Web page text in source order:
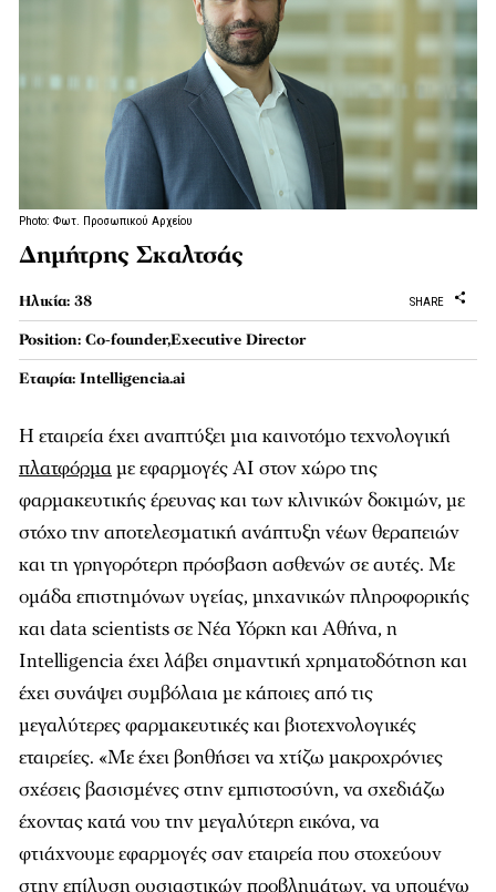
Photo: Φωτ. Προσωπικού Αρχείου
Δημήτρης Σκαλτσάς
SHARE
Ηλικία: 38
Position: Co-founder,Executive Director
Εταιρία: Intelligencia.ai
Η εταιρεία έχει αναπτύξει μια καινοτόμο τεχνολογική
πλατφόρμαμε εφαρμογές ΑΙ στον χώρο της
φαρμακευτικής έρευνας και των κλινικών δοκιμών, με
στόχο την αποτελεσματική ανάπτυξη νέων θεραπειών
και τη γρηγορότερη πρόσβαση ασθενών σε αυτές. Με
ομάδα επιστημόνων υγείας, μηχανικών πληροφορικής
και data scientists σε Νέα Υόρκη και Αθήνα, η
Intelligencia έχει λάβει σημαντική χρηματοδότηση και
έχει συνάψει συμβόλαια με κάποιες από τις
μεγαλύτερες φαρμακευτικές και βιοτεχνολογικές
εταιρείες. «Με έχει βοηθήσει να χτίζω μακροχρόνιες
σχέσεις βασισμένες στην εμπιστοσύνη, να σχεδιάζω
έχοντας κατά νου την μεγαλύτερη εικόνα, να
φτιάχνουμε εφαρμογές σαν εταιρεία που στοχεύουν
στην επίλυση ουσιαστικών προβλημάτων, να υπομένω